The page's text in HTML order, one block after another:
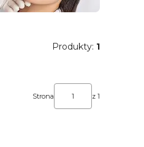
Produkty: 1
Strona z 1